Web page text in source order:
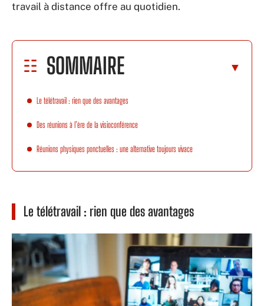
travail à distance offre au quotidien.
SOMMAIRE
Le télétravail : rien que des avantages
Des réunions à l’ère de la visioconférence
Réunions physiques ponctuelles : une alternative toujours vivace
Le télétravail : rien que des avantages